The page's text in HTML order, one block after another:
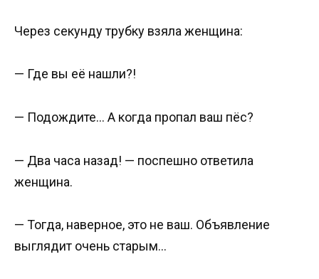
Через секунду трубку взяла женщина:
— Где вы её нашли?!
— Подождите… А когда пропал ваш пёс?
— Два часа назад! — поспешно ответила
женщина.
— Тогда, наверное, это не ваш. Объявление
выглядит очень старым…